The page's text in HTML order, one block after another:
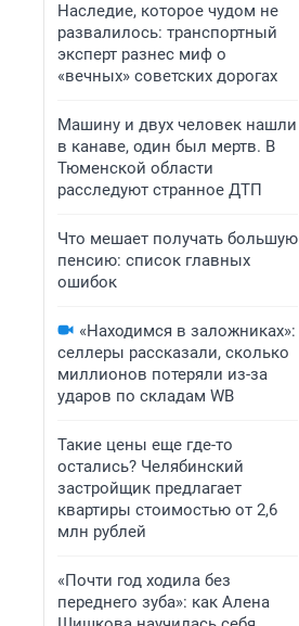
Наследие, которое чудом не
развалилось: транспортный
эксперт разнес миф о
«вечных» советских дорогах
Машину и двух человек нашли
в канаве, один был мертв. В
Тюменской области
расследуют странное ДТП
Что мешает получать большую
пенсию: список главных
ошибок
«Находимся в заложниках»:
селлеры рассказали, сколько
миллионов потеряли из-за
ударов по складам WB
Такие цены еще где-то
остались? Челябинский
застройщик предлагает
квартиры стоимостью от 2,6
млн рублей
«Почти год ходила без
переднего зуба»: как Алена